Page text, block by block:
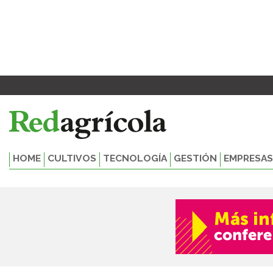
HOME CULTIVOS TECNOLOGÍA GESTIÓN EMPRESAS